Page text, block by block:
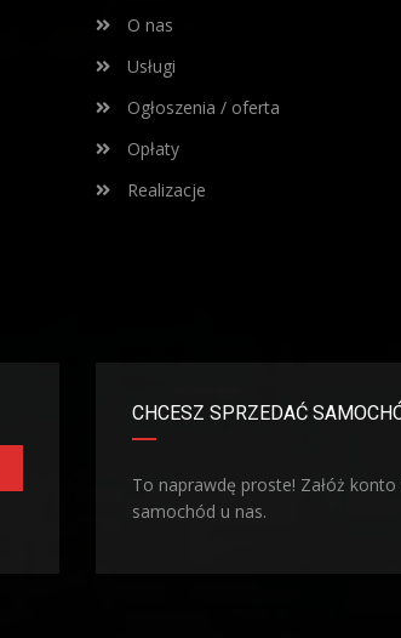
O nas
Usługi
Ogłoszenia / oferta
Opłaty
Realizacje
CHCESZ SPRZEDAĆ
To naprawdę proste! Załóż
samochód u nas.